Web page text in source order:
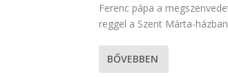
Ferenc pápa a
reggel a Szent Márta-
BŐVEBBEN